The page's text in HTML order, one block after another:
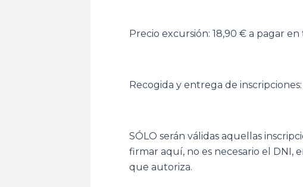
Precio excursión: 18,90 € a pagar
Recogida y entrega de
SÓLO serán válidas aquellas
firmar aquí, no es necesario el DNI,
que autoriza.